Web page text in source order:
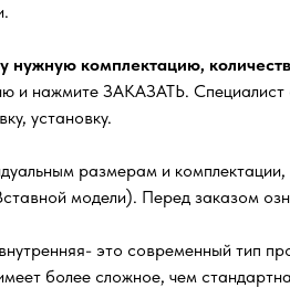
нужную комплектацию,
и нажмите ЗАКАЗАТЬ. Специалист
установку.
размерам и
модели). Перед заказом
это современный тип
более сложное, чем